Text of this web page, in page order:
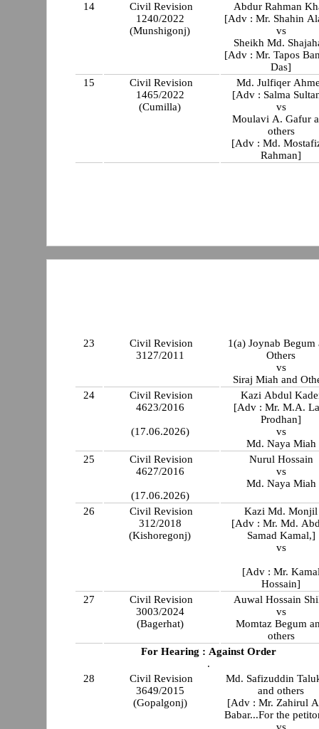
14
Civil Revision
1240/2022
(Munshigonj)
Abdur Rahman
[Adv : Mr. Shahin
vs
Sheikh Md.
[Adv : Mr. Tapos
Das]
15
Civil Revision
1465/2022
(Cumilla)
Md. Julfiqer
[Adv : Salma
vs
Moulavi A. Gafur
others
[Adv : Md.
Rahman]
23
Civil Revision
3127/2011
1(a) Joynab Begum
Others
vs
Siraj Miah and
24
Civil Revision
4623/2016
(17.06.2026)
Kazi Abdul
[Adv : Mr. M.A.
Prodhan]
vs
Md. Naya Miah
25
Civil Revision
4627/2016
(17.06.2026)
Nurul Hossain
vs
Md. Naya Miah
26
Civil Revision
312/2018
(Kishoregonj)
Kazi Md. Monjil
[Adv : Mr. Md.
Samad Kamal,]
vs
[Adv : Mr.
Hossain]
27
Civil Revision
3003/2024
(Bagerhat)
Auwal Hossain
vs
Momtaz Begum
others
For Hearing : Against Order
.
28
Civil Revision
3649/2015
(Gopalgonj)
Md. Safizuddin
and others
[Adv : Mr. Zahirul
Babar...For the